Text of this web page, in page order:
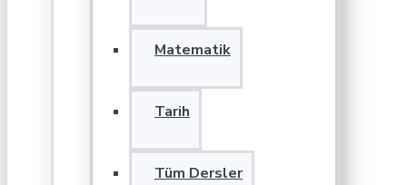
Matematik
Tarih
Tüm Dersler